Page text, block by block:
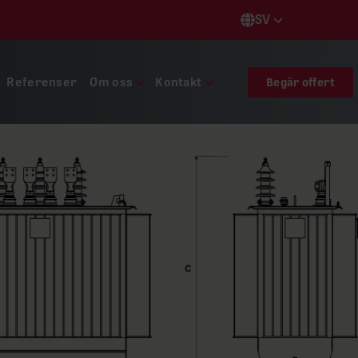
SV
Languages
Referenser Om oss Kontakt Begär offert